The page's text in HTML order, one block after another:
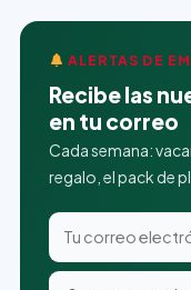
ALERTAS DE
Recibe las
en tu correo
Cada semana:
regalo, el pack de